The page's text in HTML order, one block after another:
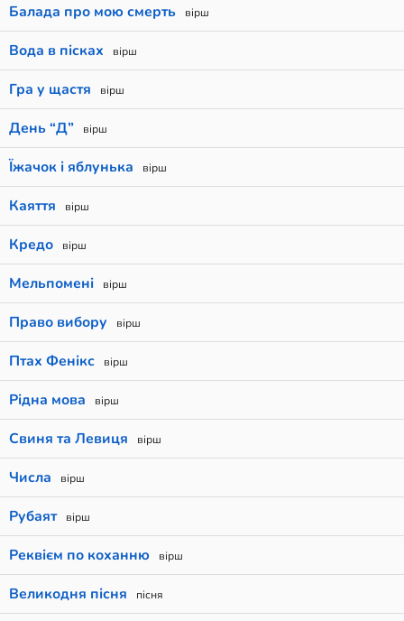
Балада про мою смерть вірш
Вода в пісках вірш
Гра у щастя вірш
День “Д” вірш
Їжачок і яблунька вірш
Каяття вірш
Кредо вірш
Мельпомені вірш
Право вибору вірш
Птах Фенікс вірш
Рідна мова вірш
Свиня та Левиця вірш
Числа вірш
Рубаят вірш
Реквієм по коханню вірш
Великодня пісня пісня